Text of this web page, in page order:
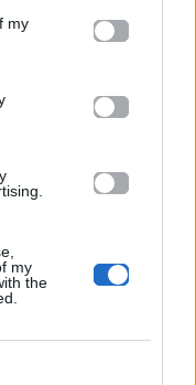
my
my
the
για
στιγμές